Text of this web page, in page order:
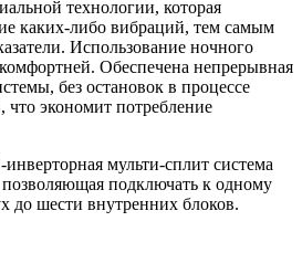
технологии, которая
каких-либо вибраций, тем самым
Использование ночного
Обеспечена непрерывная
без остановок в процессе
экономит потребление
мульти-сплит система
подключать к одному
до шести внутренних блоков.